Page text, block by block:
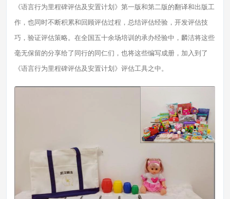
《语言行为里程碑评估及安置计划》第一版和第二版的翻译和出版工
作，也同时不断积累和回顾评估过程，总结评估经验，开发评估技
巧，验证评估策略。在全国五十余场培训的承办经验中，麟洁将这些
毫无保留的分享给了同行的同仁们，也将这些编写成册，加入到了
《语言行为里程碑评估及安置计划》评估工具之中。